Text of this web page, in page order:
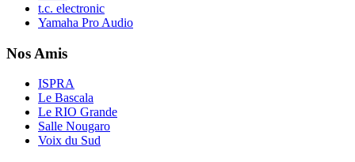
t.c. electronic
Yamaha Pro Audio
Nos Amis
ISPRA
Le Bascala
Le RIO Grande
Salle Nougaro
Voix du Sud